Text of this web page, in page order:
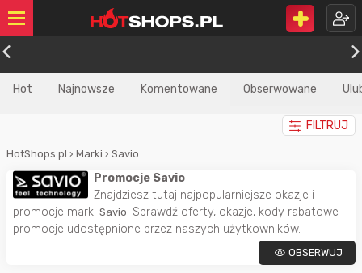
Hot Najnowsze Komentowane Obserwowane
FILTRUJ
HotShops.pl › Marki › Savio
Promocje Savio
Znajdziesz tutaj najpopularniejsze okazje i
promocje marki Savio. Sprawdź oferty, okazje, kody rabatowe i
promocje udostępnione przez naszych użytkowników.
OBSERWUJ